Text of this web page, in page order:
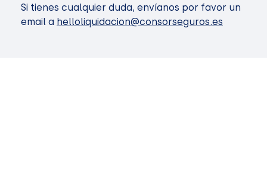
Si tienes cualquier duda, envíanos por favor un
email a helloliquidacion@consorseguros.es